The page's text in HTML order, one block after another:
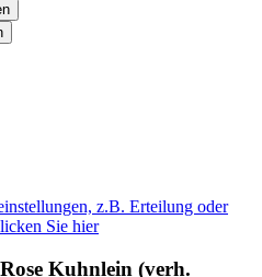
z.B. Erteilung oder
Sie hier
Kuhnlein (verh.